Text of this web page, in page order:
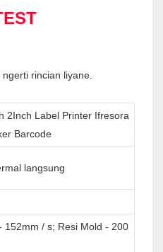
rincian liyane.
2Inch Label Printer Ifresora
Barcode
langsung
152mm / s; Resi Mold - 200